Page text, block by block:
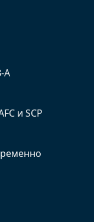
A
и SCP